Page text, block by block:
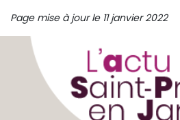
Page mise à jour le 11 janvier 2022